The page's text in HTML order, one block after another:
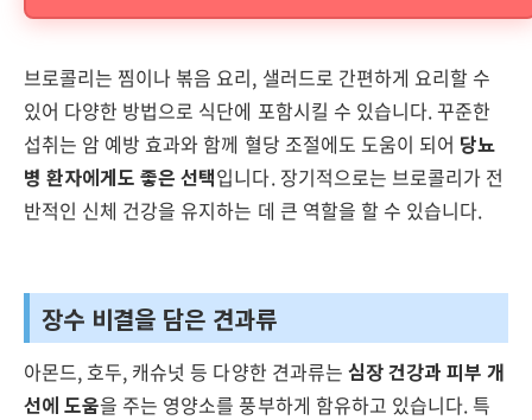
브로콜리는 찜이나 볶음 요리, 샐러드로 간편하게 요리할 수
있어 다양한 방법으로 식단에 포함시킬 수 있습니다. 꾸준한
섭취는 암 예방 효과와 함께 혈당 조절에도 도움이 되어 당뇨
병 환자에게도 좋은 선택입니다. 장기적으로는 브로콜리가 전
반적인 신체 건강을 유지하는 데 큰 역할을 할 수 있습니다.
장수 비결을 담은 견과류
아몬드, 호두, 캐슈넛 등 다양한 견과류는 심장 건강과 피부 개
선에 도움을 주는 영양소를 풍부하게 함유하고 있습니다. 특